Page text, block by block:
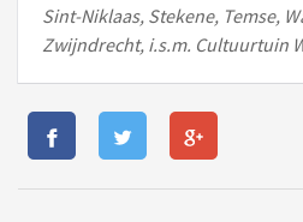
Sint-Niklaas, Stekene, Temse,
Zwijndrecht, i.s.m. Cultuurtuin